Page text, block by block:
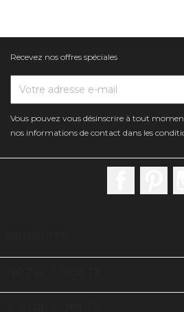
Recevez nos offres spéciales
Vous pouvez vous désinscrire à tout
nos informations de contact dans les